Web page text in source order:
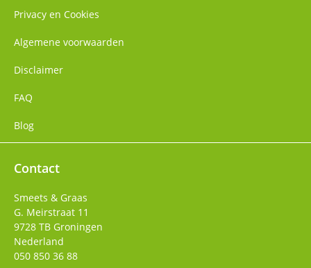
Privacy en Cookies
Algemene voorwaarden
Disclaimer
FAQ
Blog
Contact
Smeets & Graas
G. Meirstraat 11
9728 TB Groningen
Nederland
050 850 36 88